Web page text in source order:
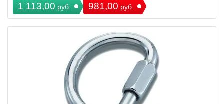
1 113,00 руб. 981,00 руб.